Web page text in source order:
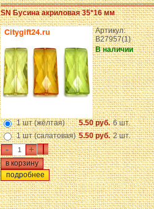
SN Бусина акриловая 35*16 мм
Артикул:
B27957(1)
В наличии
1 шт (жёлтая) 5.50 руб. 6 шт.
1 шт (салатовая) 5.50 руб. 2 шт.
- +
подробнее